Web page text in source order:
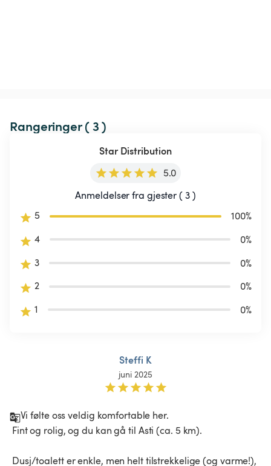
Rangeringer ( 3 )
Star Distribution
5.0
Anmeldelser fra gjester ( 3 )
5
100%
4
0%
3
0%
2
0%
1
0%
Steffi K
juni 2025
Vi følte oss veldig komfortable her.